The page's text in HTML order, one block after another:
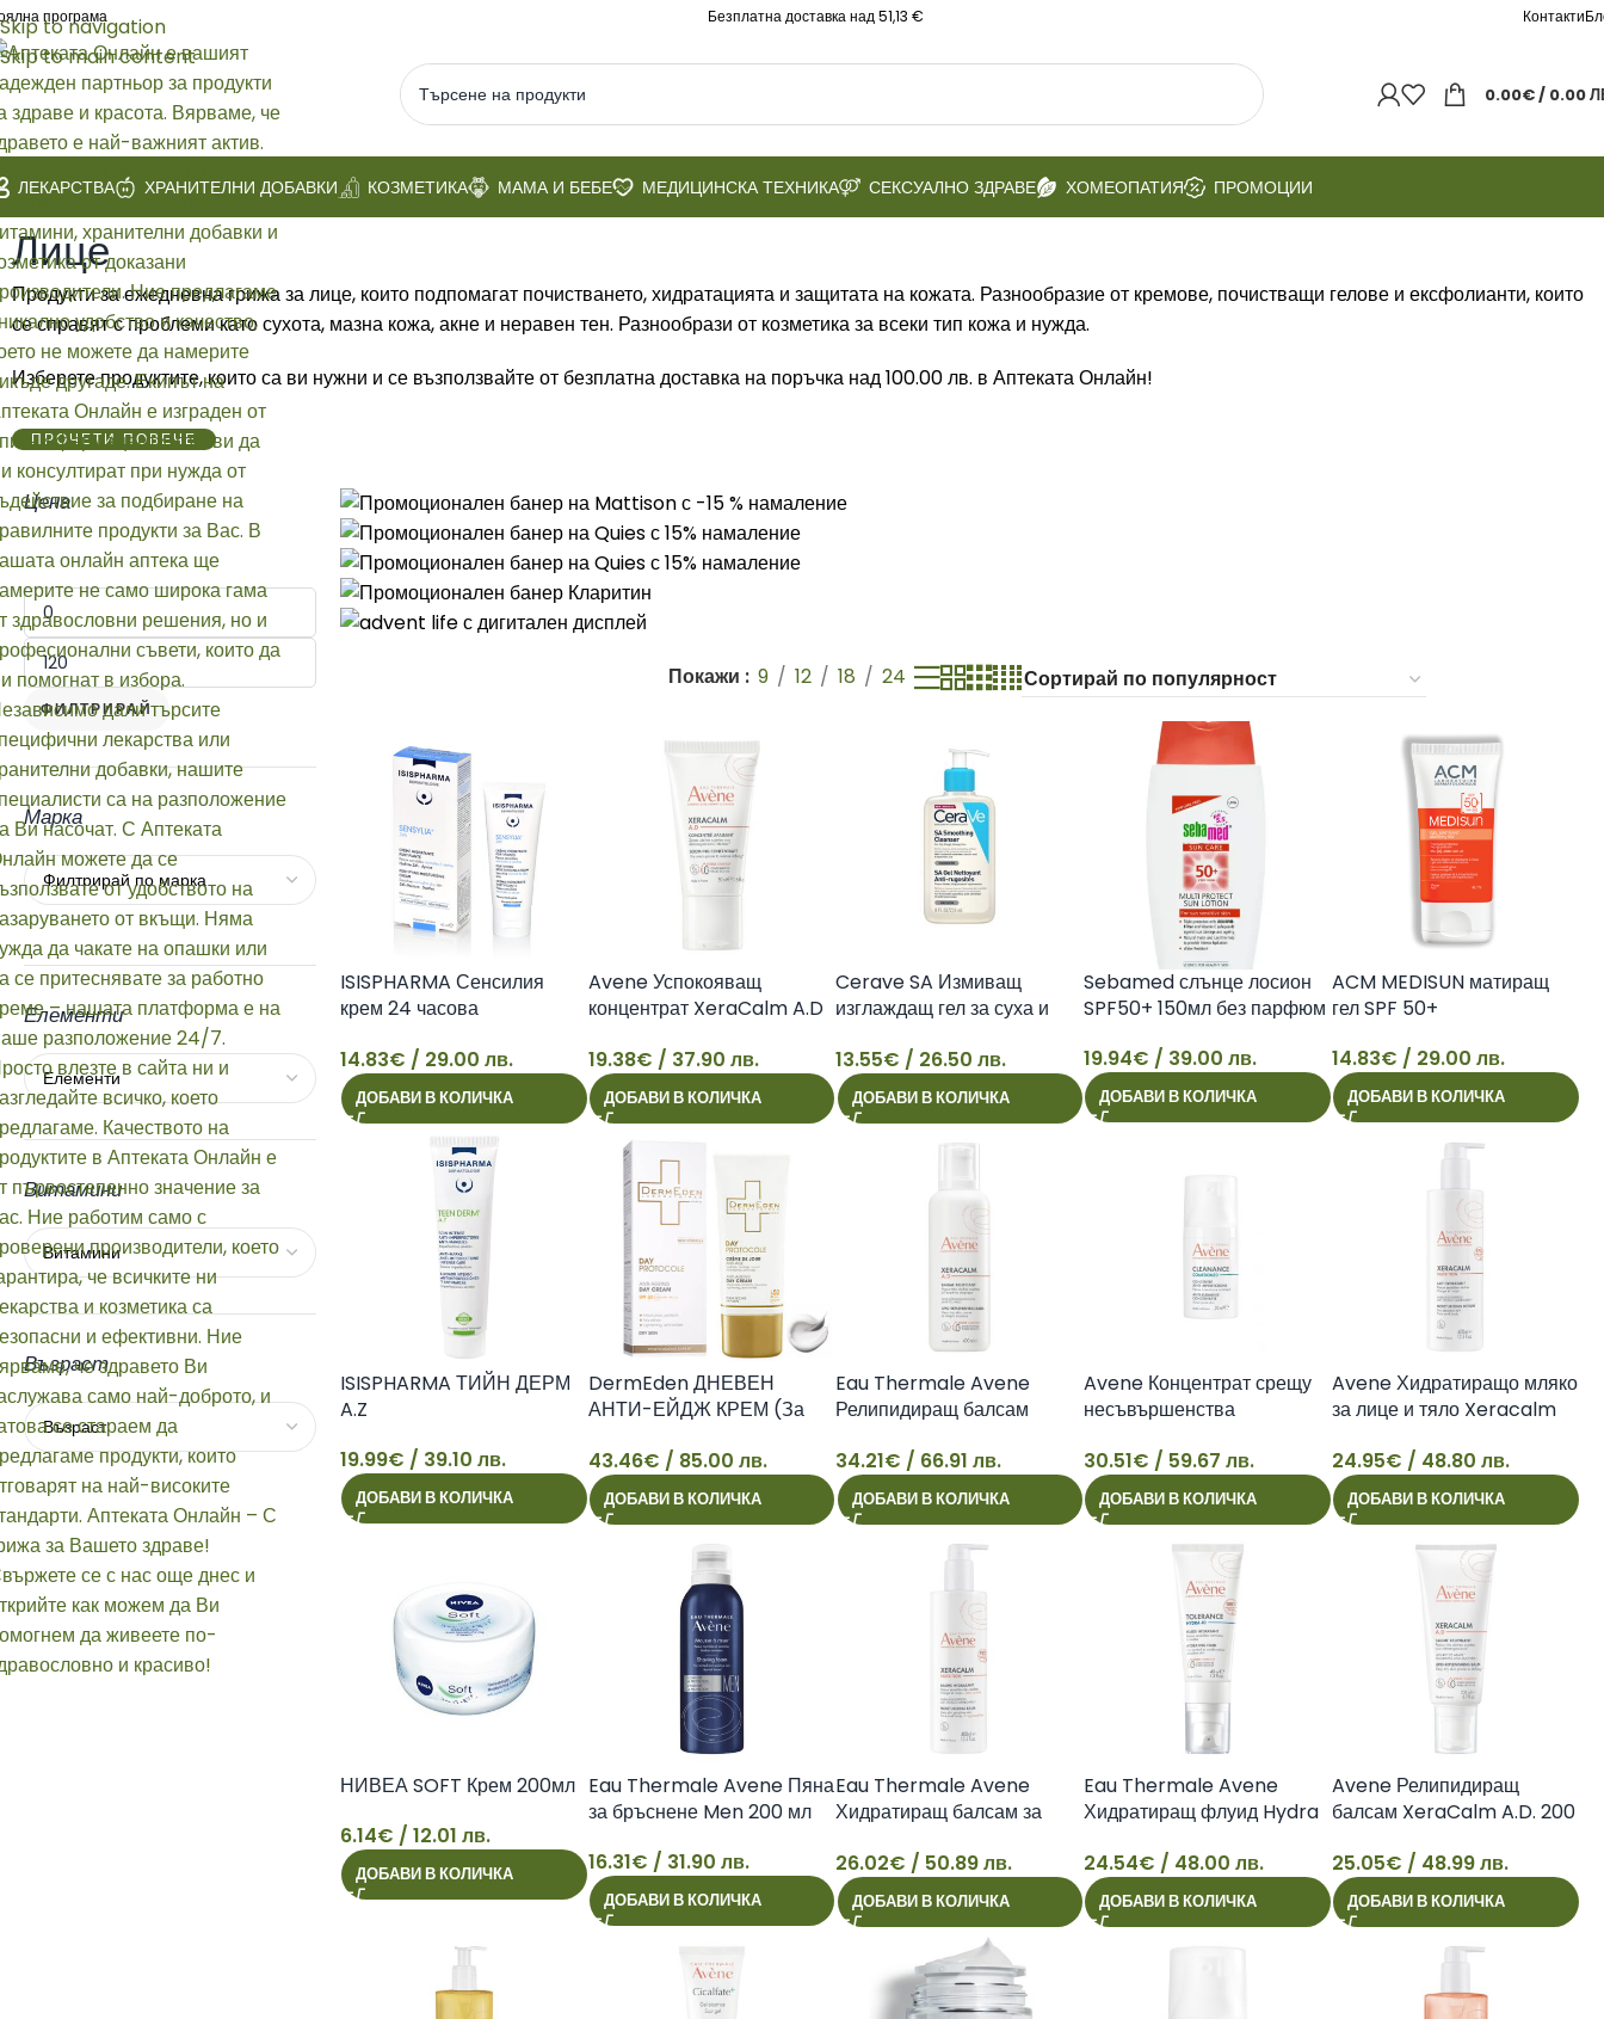
Skip to navigation
Skip to main content
програма Безплатна доставка над 51,13 € Контакти
0.00€/ 0.00
ЛЕКАРСТВА ХРАНИТЕЛНИ ДОБАВКИ КОЗМЕТИКА МАМА И БЕБЕ МЕДИЦИНСКА ТЕХНИКА СЕКСУАЛНО ЗДРАВЕ ХОМЕОПАТИЯ ПРОМОЦИИ
Лице
Продукти за ежедневна грижа за лице, които подпомагат почистването, хидратацията и защитата на кожата. Разнообразие от кремове, почистващи гелове и ексфолианти, които
се справят с проблеми като сухота, мазна кожа, акне и неравен тен. Разнообрази от козметика за всеки тип кожа и нужда.
Изберете продуктите, които са ви нужни и се възползвайте от безплатна доставка на поръчка над 100.00 лв. в Аптеката Онлайн!
ПРОЧЕТИ ПОВЕЧЕ
Цена
ФИЛТРИРАЙ
Марка
Елементи
Витамини
Възраст
Покажи 9 12 18 24
ISISPHARMA Сенсилия
крем 24 часова
14.83€ / 29.00 лв.
ДОБАВИ В КОЛИЧКА
Avene Успокояващ
концентрат XeraCalm A.D
19.38€ / 37.90 лв.
ДОБАВИ В КОЛИЧКА
Cerave SA Измиващ
изглаждащ гел за суха и
3337875684118
13.55€ / 26.50 лв.
ДОБАВИ В КОЛИЧКА
Sebamed слънце лосион
SPF50+ 150мл без парфюм
19.94€ / 39.00 лв.
ДОБАВИ В КОЛИЧКА
ACM MEDISUN матиращ
гел SPF 50+
14.83€ / 29.00 лв.
ДОБАВИ В КОЛИЧКА
ISISPHARMA ТИЙН ДЕРМ
A.Z
19.99€ / 39.10 лв.
ДОБАВИ В КОЛИЧКА
DermEden ДНЕВЕН
АНТИ-ЕЙДЖ КРЕМ (За
43.46€ / 85.00 лв.
ДОБАВИ В КОЛИЧКА
Eau Thermale Avene
Релипидиращ балсам
34.21€ / 66.91 лв.
ДОБАВИ В КОЛИЧКА
Avene Концентрат срещу
несъвършенства
30 мл
30.51€ / 59.67 лв.
ДОБАВИ В КОЛИЧКА
Avene Хидратиращо мляко
за лице и тяло Xeracalm
24.95€ / 48.80 лв.
ДОБАВИ В КОЛИЧКА
6
НИВЕА SOFT Крем 200мл
6.14€ / 12.01 лв.
ДОБАВИ В КОЛИЧКА
Eau Thermale Avene Пяна
за бръснене Men 200 мл
16.31€ / 31.90 лв.
ДОБАВИ В КОЛИЧКА
Eau Thermale Avene
Хидратиращ балсам за
NUTRITION 400 мл
26.02€ / 50.89 лв.
ДОБАВИ В КОЛИЧКА
Eau Thermale Avene
Хидратиращ флуид Hydra
24.54€ / 48.00 лв.
ДОБАВИ В КОЛИЧКА
Avene Релипидиращ
балсам XeraCalm A.D. 200
25.05€ / 48.99 лв.
ДОБАВИ В КОЛИЧКА